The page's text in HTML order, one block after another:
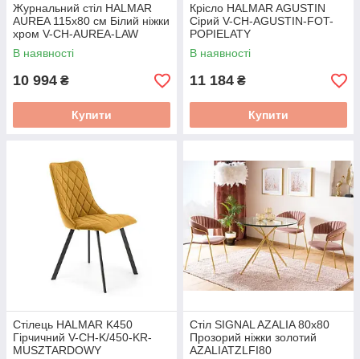
Журнальний стіл HALMAR
AUREA 115x80 см Білий ніжки
хром V-CH-AUREA-LAW
В наявності
10 994 ₴
Купити
Крісло HALMAR AGUSTIN
Сірий V-CH-AGUSTIN-FOT-
POPIELATY
В наявності
11 184 ₴
Купити
Стілець HALMAR K450
Гірчичний V-CH-K/450-KR-
MUSZTARDOWY
Стіл SIGNAL AZALIA 80x80
Прозорий ніжки золотий
AZALIATZLFI80